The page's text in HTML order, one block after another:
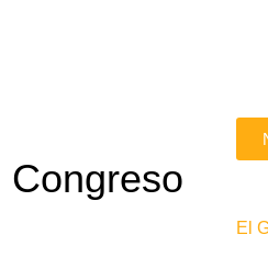
Congreso
El